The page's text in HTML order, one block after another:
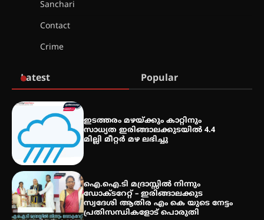
കോമേഴ്‌സ് അസോസിയേഷന്
തുടക്കമായി
എസ് എൻ ഹയർ സെക്കൻഡറി
വിദ്യാർത്ഥികൾ
Sanchari
Contact
Crime
Latest Popular
ഇടത്തരം മഴയ്ക്കും കാറ്റിനും
സാധ്യത ഇരിങ്ങാലക്കുടയിൽ 4.4
മില്ലി മീറ്റർ മഴ ലഭിച്ചു
ഐ.ഐ.ടി മദ്രാസ്സിൽ നിന്നും
ഡോക്ടറേറ്റ് – ഇരിങ്ങാലക്കുട
സ്വദേശി ആതിര എം കെ യുടെ നേട്ടം
പ്രതിസന്ധികളോട് പൊരുതി